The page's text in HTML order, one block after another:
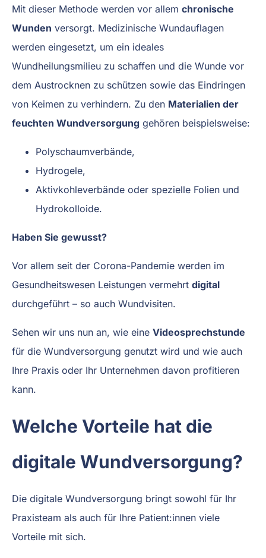
Mit dieser Methode werden vor allem chronische
Wunden versorgt. Medizinische Wundauflagen
werden eingesetzt, um ein ideales
Wundheilungsmilieu zu schaffen und die Wunde vor
dem Austrocknen zu schützen sowie das Eindringen
von Keimen zu verhindern. Zu den Materialien der
feuchten Wundversorgung gehören beispielsweise:
Polyschaumverbände,
Hydrogele,
Aktivkohleverbände oder spezielle Folien und
Hydrokolloide.
Haben Sie gewusst?
Vor allem seit der Corona-Pandemie werden im
Gesundheitswesen Leistungen vermehrt digital
durchgeführt – so auch Wundvisiten.
Sehen wir uns nun an, wie eine Videosprechstunde
für die Wundversorgung genutzt wird und wie auch
Ihre Praxis oder Ihr Unternehmen davon profitieren
kann.
Welche Vorteile hat die
digitale Wundversorgung?
Die digitale Wundversorgung bringt sowohl für Ihr
Praxisteam als auch für Ihre Patient:innen viele
Vorteile mit sich.